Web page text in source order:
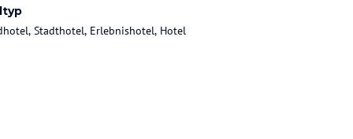
Stadthotel, Erlebnishotel, Hotel